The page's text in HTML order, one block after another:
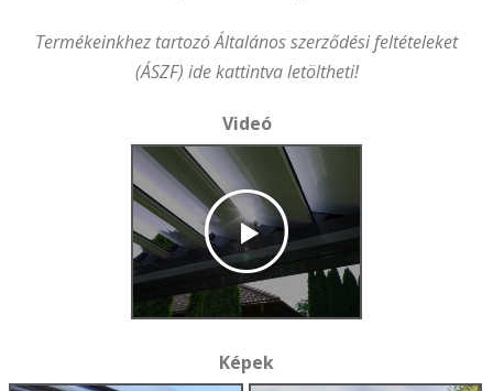
Termékeinkhez tartozó Általános szerződési feltételeket
(ÁSZF) ide kattintvaletöltheti!
Videó
Képek